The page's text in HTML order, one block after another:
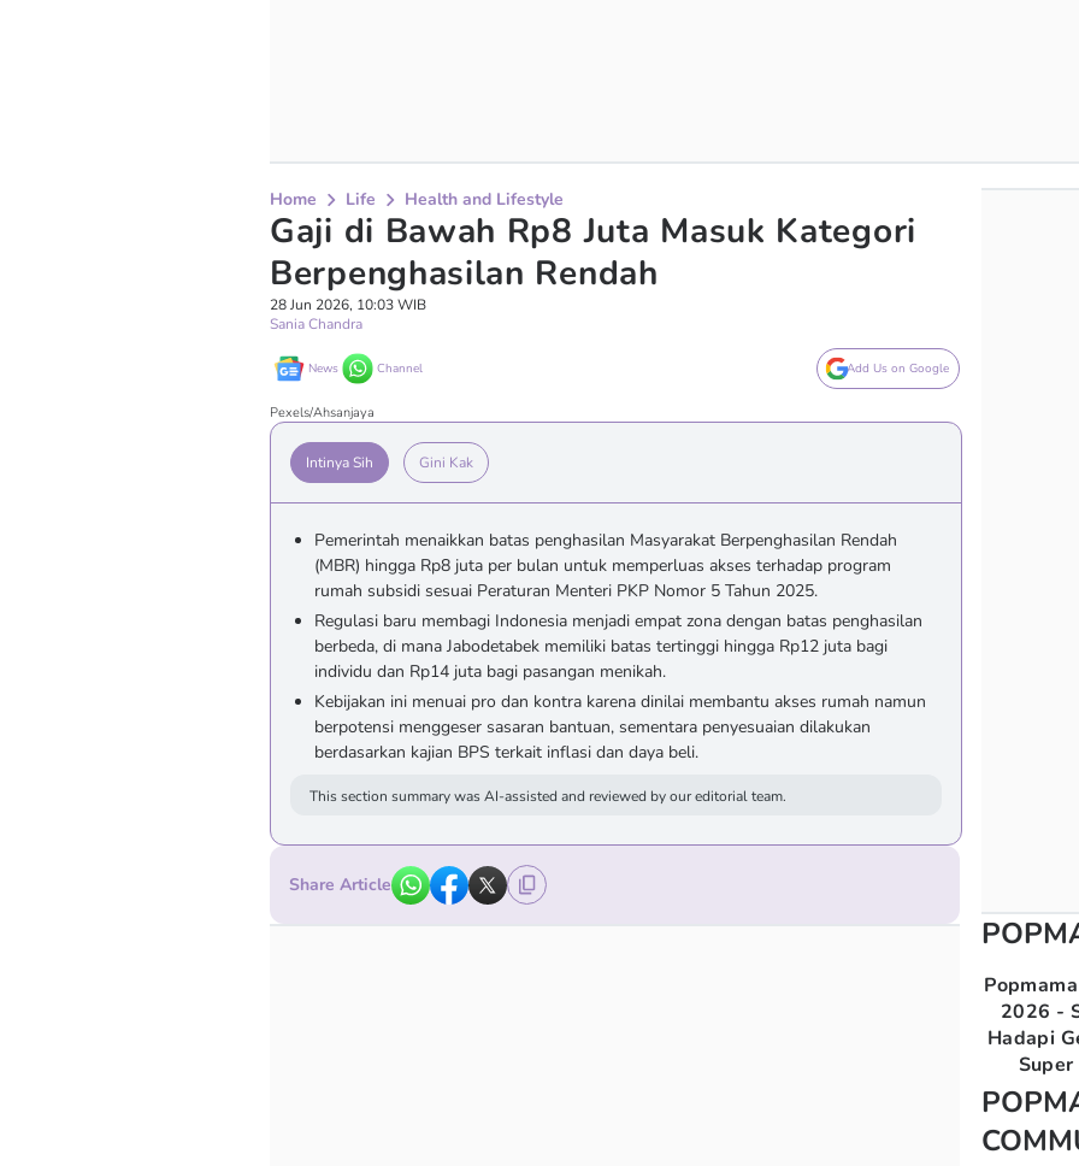
Home Life Health and Lifestyle
Gaji di Bawah Rp8 Juta Masuk Kategori
Berpenghasilan Rendah
28 Jun 2026, 10:03 WIB
Sania Chandra
News Channel Add Us on Google
Pexels/Ahsanjaya
Intinya Sih Gini Kak
Pemerintah menaikkan batas penghasilan Masyarakat Berpenghasilan Rendah
(MBR) hingga Rp8 juta per bulan untuk memperluas akses terhadap program
rumah subsidi sesuai Peraturan Menteri PKP Nomor 5 Tahun 2025.
Regulasi baru membagi Indonesia menjadi empat zona dengan batas penghasilan
berbeda, di mana Jabodetabek memiliki batas tertinggi hingga Rp12 juta bagi
individu dan Rp14 juta bagi pasangan menikah.
Kebijakan ini menuai pro dan kontra karena dinilai membantu akses rumah namun
berpotensi menggeser sasaran bantuan, sementara penyesuaian dilakukan
berdasarkan kajian BPS terkait inflasi dan daya beli.
This section summary was AI-assisted and reviewed by our editorial team.
Share Article
2026 -
Hadapi